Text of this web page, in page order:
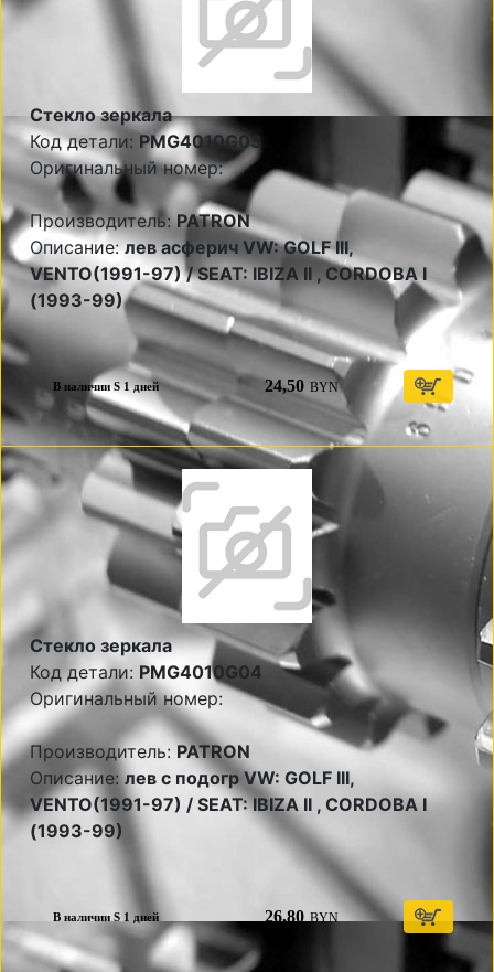
Стекло зеркала
Код детали: PMG4010G03
Оригинальный номер:
Производитель:PATRON
Описание:лев асферич VW: GOLF III,
VENTO(1991-97) / SEAT: IBIZA II , CORDOBA I
(1993-99)
В наличии S 1 дней 24,50 BYN
Стекло зеркала
Код детали: PMG4010G04
Оригинальный номер:
Производитель: PATRON
Описание:лев с подогр VW: GOLF III,
VENTO(1991-97) / SEAT: IBIZA II , CORDOBA I
(1993-99)
В наличии S 1 дней 26,80 BYN